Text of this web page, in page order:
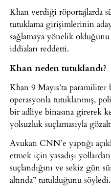
Khan verdiği röportajlarda
tutuklama girişimlerinin
sağlamaya yönelik
iddiaları reddetti.
Khan neden tutuklandı?
Khan 9 Mayıs’ta
operasyonla tutuklanmış,
bir adliye binasına girerek
yolsuzluk suçlamasıyla
Avukatı CNN’e yaptığı
etmek için yasadışı
suçlandığını ve sekiz gün
altında” tutulduğunu söyledi.